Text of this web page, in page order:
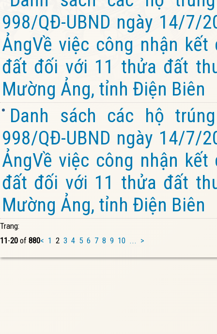
998/QĐ-UBND ngày 14/7/
ẢngVề việc công nhận
đất đối với 11 thửa đất
Mường Ảng, tỉnh Điện Biên
Danh sách các hộ
998/QĐ-UBND ngày 14/7/
ẢngVề việc công nhận
đất đối với 11 thửa đất
Mường Ảng, tỉnh Điện Biên
Trang:
11-20 of 880< 1 2 3 4 5 6 7 8 9 10 ... >